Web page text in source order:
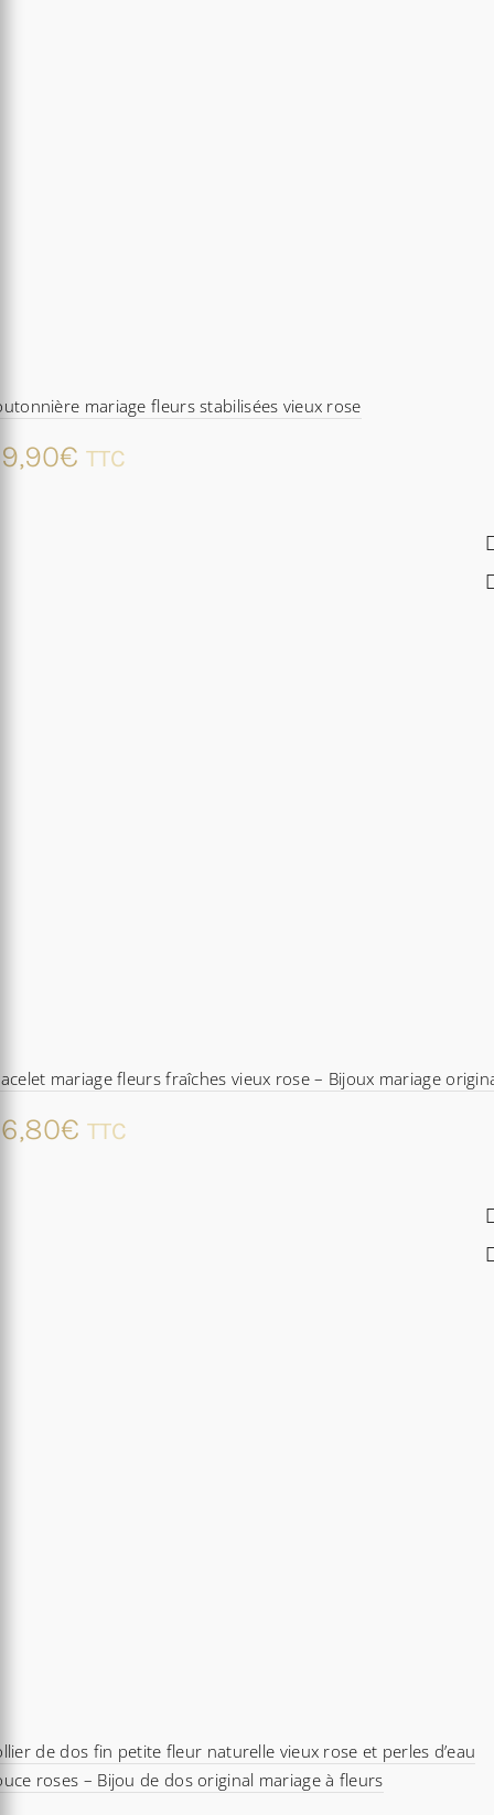
mariage fleurs stabilisées vieux rose
€ TTC
mariage fleurs fraîches vieux rose – Bijoux mariage
€ TTC
de dos fin petite fleur naturelle vieux rose et perles d’eau
roses – Bijou de dos original mariage à fleurs